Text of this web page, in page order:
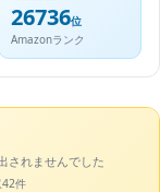
26736位
Amazonランク
されませんでした
42件